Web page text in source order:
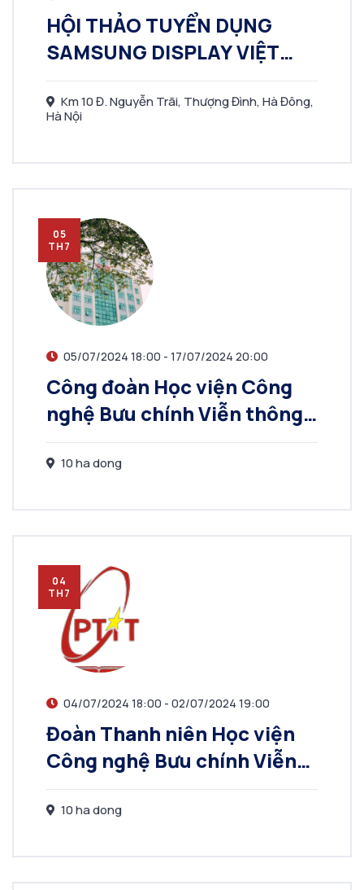
HỘI THẢO TUYỂN DỤNG
SAMSUNG DISPLAY VIỆT
NAM
Km 10 Đ. Nguyễn Trãi, Thượng Đình, Hà Đông,
Hà Nội
05
TH7
05/07/2024 18:00 - 17/07/2024 20:00
Công đoàn Học viện Công
nghệ Bưu chính Viễn thông
tổ chức các hoạt động
hướng tới kỷ niệm 114 năm
10 ha dong
04
TH7
04/07/2024 18:00 - 02/07/2024 19:00
Đoàn Thanh niên Học viện
Công nghệ Bưu chính Viễn
thông phát động Tháng
Thanh niên 2024
10 ha dong